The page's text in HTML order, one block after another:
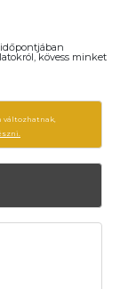
kövess minket
változhatnak,